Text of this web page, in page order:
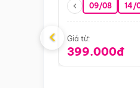
09/08 14/
Giá từ:
399.000đ
‹